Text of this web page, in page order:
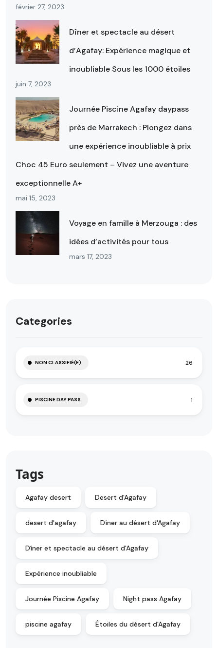
février 27, 2023
Dîner et spectacle au désert
d’Agafay: Expérience magique et
inoubliable Sous les 1000 étoiles
juin 7, 2023
Journée Piscine Agafay daypass
près de Marrakech : Plongez dans
une expérience inoubliable à prix
Choc 45 Euro seulement – Vivez une aventure
exceptionnelle A+
mai 15, 2023
Voyage en famille à Merzouga : des
idées d’activités pour tous
mars 17, 2023
Categories
NON CLASSIFIÉ(E) 26
PISCINE DAY PASS 1
Tags
Agafay desert Desert d'Agafay
desert d'agafay Dîner au désert d'Agafay
Dîner et spectacle au désert d'Agafay
Expérience inoubliable
Journée Piscine Agafay Night pass Agafay
piscine agafay Étoiles du désert d'Agafay